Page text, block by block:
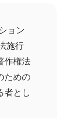
ョン
施行
作権法
ための
者とし